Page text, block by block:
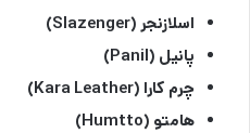
اسلازنجر (Slazenger)
پانیل (Panil)
چرم کارا (Kara Leather)
هامتو (Humtto)